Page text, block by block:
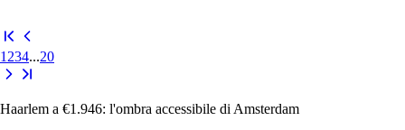
1 234...20
Haarlem a €1.946: l'ombra accessibile di Amsterdam